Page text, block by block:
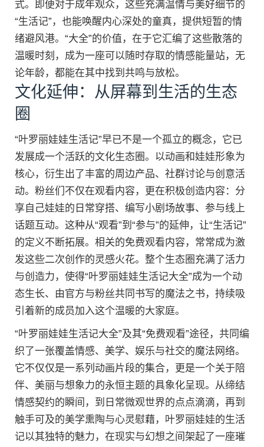
式。即便对于成年观众，这些充满温情与美好细节的
“生活记”，也能唤醒内心深处的童真，提供短暂的情
绪避风港。“大全”的价值，在于它汇编了这些散落的
温暖时刻，成为一座可以随时存取的情感能量站，无
论年龄，都能在其中找到共鸣与放松。
文化延伸：从屏幕到生活的生态
圈
“叶罗丽娃娃生活记”早已不是一个孤立的概念，它已
发展成一个活跃的文化生态圈。以动画和娃娃形象为
核心，衍生出了丰富的周边产品、社群讨论与创意活
动。粉丝们不仅在观看内容，更在积极创造内容：分
享自己娃娃的日常穿搭、编写小剧场故事、参与线上
话题互动。这种从“观看”到“参与”的延伸，让“生活记”
的定义不断拓展。相关的免费观看内容，常常成为激
发这些二次创作的灵感火花。整个生态圈充满了活力
与创造力，使得“叶罗丽娃娃生活记大全”成为一个动
态生长、由官方与粉丝共同书写的魔法之书，持续吸
引着新的成员加入这个温暖的大家庭。
“叶罗丽娃娃生活记大全”及其“免费观看”途径，共同编
织了一张覆盖情感、美学、娱乐与社交的魔法网络。
它不仅仅是一系列动画片段的集合，更是一个关于陪
伴、美丽与想象力的永恒主题的具象化呈现。从缔结
情感契约的瞬间，到日常微观世界的点点滴滴，再到
触手可及的美学熏陶与心灵慰藉，叶罗丽娃娃的生活
记以其独特的魅力，在现实与幻想之间架起了一座璀